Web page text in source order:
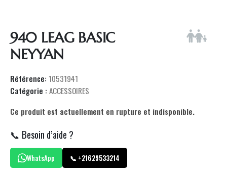
940 LEAG BASIC
NEYYAN
Référence: 10531941
Catégorie : ACCESSOIRES
Ce produit est actuellement en rupture et indisponible.
📞 Besoin d’aide ?
WhatsApp 📞 +21629533214